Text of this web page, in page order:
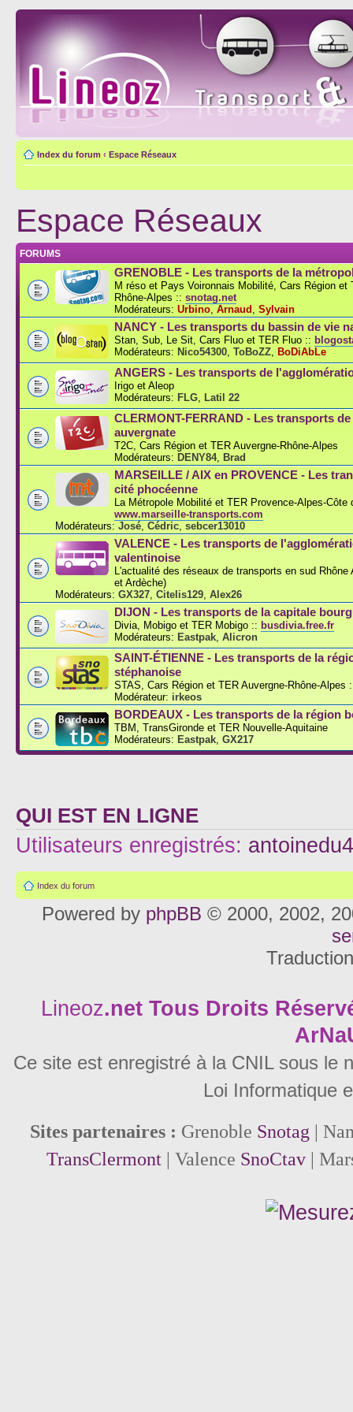
Index du forum ‹ Espace Réseaux
Espace Réseaux
FORUMS
GRENOBLE - Les transports de la
M réso et Pays Voironnais Mobilité, Cars Région et
Rhône-Alpes :: snotag.net
Modérateurs: Urbino, Arnaud , Sylvain
NANCY - Les transports du bassin de vie
Stan, Sub, Le Sit, Cars Fluo et TER Fluo ::
Modérateurs: Nico54300, ToBoZZ, BoDiAbLe
ANGERS - Les transports de
Irigo et Aleop
Modérateurs: FLG, Latil 22
CLERMONT-FERRAND - Les transports
auvergnate
T2C, Cars Région et TER Auvergne-Rhône-Alpes
Modérateurs: DENY84, Brad
MARSEILLE / AIX en PROVENCE - Les
cité phocéenne
La Métropole Mobilité et TER Provence-Alpes-Côte
www.marseille-transports.com
Modérateurs: José, Cédric, sebcer13010
VALENCE - Les transports de
valentinoise
L'actualité des réseaux de transports en sud Rhône
et Ardèche)
Modérateurs: GX327, Citelis129, Alex26
DIJON - Les transports de la capitale
Divia, Mobigo et TER Mobigo :: busdivia.free.fr
Modérateurs: Eastpak, Alicron
SAINT-ÉTIENNE - Les transports de la
stéphanoise
STAS, Cars Région et TER Auvergne-Rhône-Alpes
Modérateur: irkeos
BORDEAUX - Les transports de la région
TBM, TransGironde et TER Nouvelle-Aquitaine
Modérateurs: Eastpak, GX217
QUI EST EN LIGNE
Utilisateurs enregistrés:
Index du forum
Powered by phpBB © 2000, 2002,
Lineoz.net Tous Droits
Ce site est enregistré à la CNIL sous le
Loi Informatique
Sites partenaires : Grenoble Snotag |
TransClermont| Valence SnoCtav|